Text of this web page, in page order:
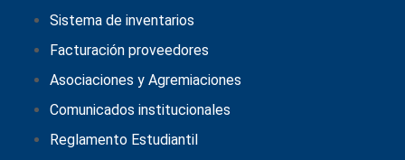
Sistema de inventarios
Facturación proveedores
Asociaciones y Agremiaciones
Comunicados institucionales
Reglamento Estudiantil